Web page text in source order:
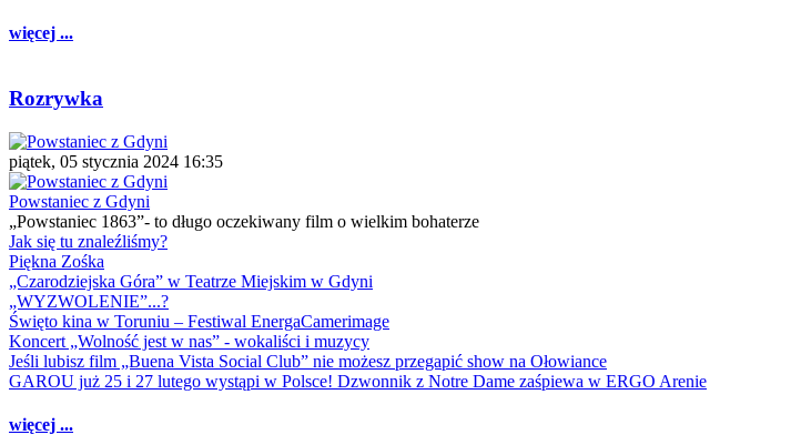
więcej ...
Rozrywka
piątek, 05 stycznia 2024 16:35
Powstaniec z Gdyni
„Powstaniec 1863”- to długo oczekiwany film o wielkim bohaterze
Jak się tu znaleźliśmy?
Piękna Zośka
„Czarodziejska Góra” w Teatrze Miejskim w Gdyni
„WYZWOLENIE”...?
Święto kina w Toruniu – Festiwal EnergaCamerimage
Koncert „Wolność jest w nas” - wokaliści i muzycy
Jeśli lubisz film „Buena Vista Social Club” nie możesz przegapić show na Ołowiance
GAROU już 25 i 27 lutego wystąpi w Polsce! Dzwonnik z Notre Dame zaśpiewa w ERGO Arenie
więcej ...